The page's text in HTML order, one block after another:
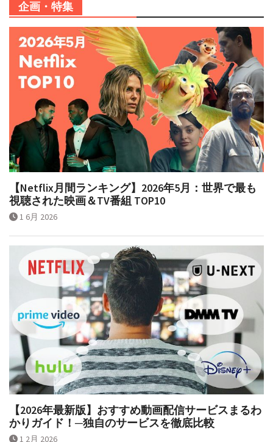
企画・特集
【Netflix月間ランキング】2026年5月：世界で最も
視聴された映画＆TV番組 TOP10
1 6月 2026
【2026年最新版】おすすめ動画配信サービスまるわ
かりガイド！─独自のサービスを徹底比較